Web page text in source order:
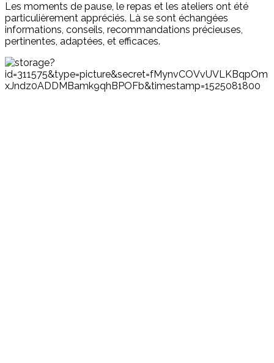
Les moments de pause, le repas et les ateliers ont été
particulièrement appréciés. Là se sont échangées
informations, conseils, recommandations précieuses,
pertinentes, adaptées, et efficaces.